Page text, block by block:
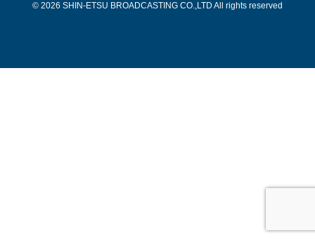
© 2026 SHIN-ETSU BROADCASTING CO.,LTD All rights reserved